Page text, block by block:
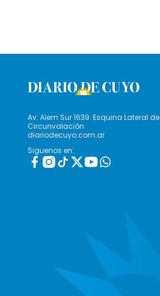
Av. Alem Sur 1639. Esquina Lateral de
Circunvalación
diariodecuyo.com.ar
Siguenos en: